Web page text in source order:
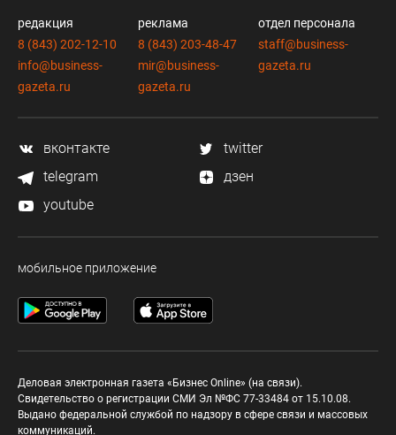
редакция
8 (843) 202-12-10
info@business-
gazeta.ru
реклама
8 (843) 203-48-47
mir@business-
gazeta.ru
отдел персонала
staff@business-
gazeta.ru
вконтакте
twitter
telegram
дзен
youtube
мобильное приложение
Деловая электронная газета «Бизнес Online» (на связи).
Свидетельство о регистрации СМИ Эл №ФС 77-33484 от 15.10.08.
Выдано федеральной службой по надзору в сфере связи и массовых
коммуникаций.